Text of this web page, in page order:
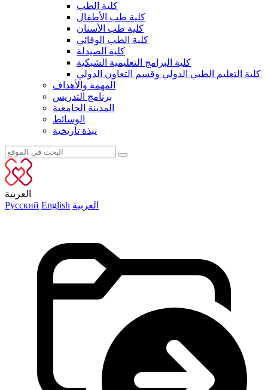
كلية الطب
كلية طب الأطفال
كلية طب الأسنان
كلية الطب الوقائي
كلية الصيدلة
كلية البرامج التعليمية الشبكية
كلية التعليم الطبي الدولي وقسم التعاون الدولي
المهمة والأهداف
برنامج التدريس
المدينة الجامعية
الوسائط
نبذة تاريخية
العربية
Русский English العربية